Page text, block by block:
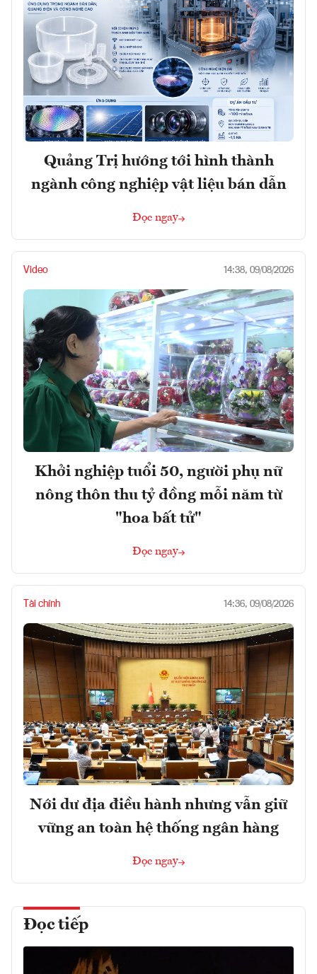
Quảng Trị hướng tới hình thành
ngành công nghiệp vật liệu bán dẫn
Đọc ngay
Video 14:38, 09/08/2026
Khởi nghiệp tuổi 50, người phụ nữ
nông thôn thu tỷ đồng mỗi năm từ
"hoa bất tử"
Đọc ngay
Tài chính 14:36, 09/08/2026
Nới dư địa điều hành nhưng vẫn giữ
vững an toàn hệ thống ngân hàng
Đọc ngay
Đọc tiếp